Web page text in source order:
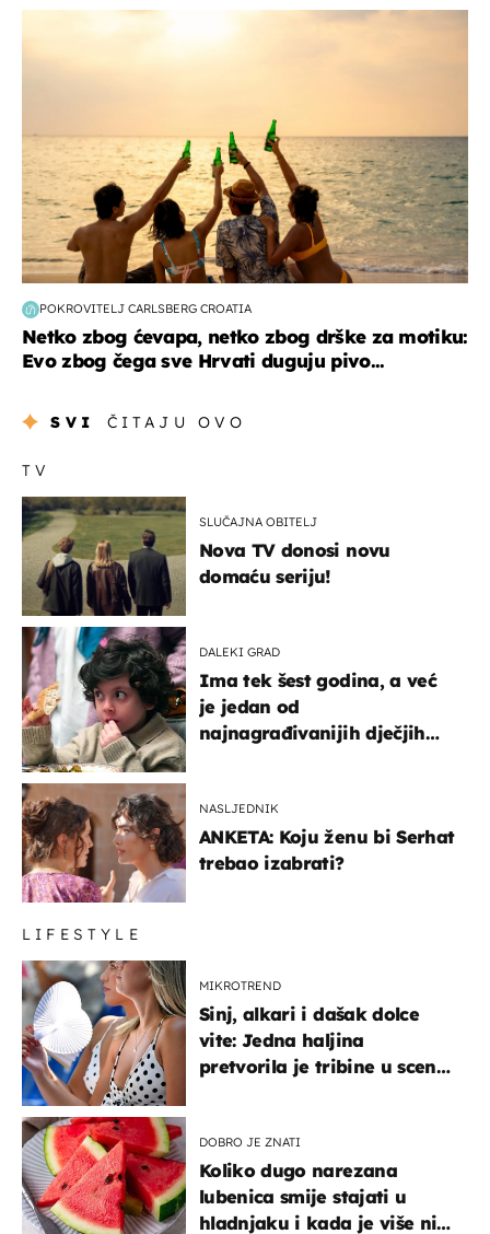
POKROVITELJ CARLSBERG CROATIA
Netko zbog ćevapa, netko zbog drške za motiku:
Evo zbog čega sve Hrvati duguju pivo...
SVI ČITAJU OVO
TV
SLUČAJNA OBITELJ
Nova TV donosi novu
domaću seriju!
DALEKI GRAD
Ima tek šest godina, a već
je jedan od
najnagrađivanijih dječjih
NASLJEDNIK
ANKETA: Koju ženu bi Serhat
trebao izabrati?
LIFESTYLE
MIKROTREND
Sinj, alkari i dašak dolce
vite: Jedna haljina
pretvorila je tribine u scenu
DOBRO JE ZNATI
Koliko dugo narezana
lubenica smije stajati u
hladnjaku i kada je više nije